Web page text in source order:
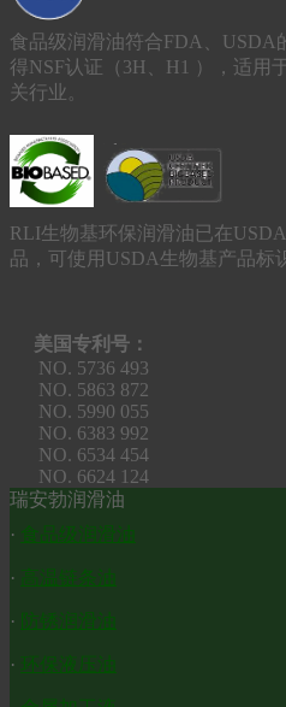
食品级润滑油符合FDA、USDA
得NSF认证（3H、H1 ），适用
关行业。
RLI生物基环保润滑油已在USDA
品，可使用USDA生物基产品标
美国专利号：
NO. 5736 493
NO. 5863 872
NO. 5990 055
NO. 6383 992
NO. 6534 454
NO. 6624 124
瑞安勃润滑油
· 食品级润滑油
· 高温链条油
· 防锈润滑油
· 环保液压油